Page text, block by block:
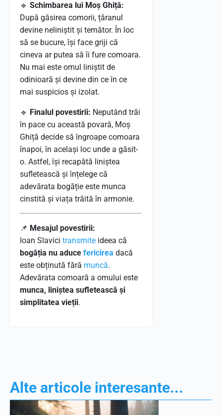
🔹 Schimbarea lui Moș Ghiță:
După găsirea comorii, țăranul
devine neliniștit și temător. În loc
să se bucure, își face griji că
cineva ar putea să îi fure comoara.
Nu mai este omul liniștit de
odinioară și devine din ce în ce
mai suspicios și izolat.
🔹 Finalul povestirii: Neputând trăi
în pace cu această povară, Moș
Ghiță decide să îngroape comoara
înapoi, în același loc unde a găsit-
o. Astfel, își recapătă liniștea
sufletească și înțelege că
adevărata bogăție este munca
cinstită și viața trăită în armonie.
📌 Mesajul povestirii:
Ioan Slavici transmite ideea că
bogăția nu aduce fericirea dacă
este obținută fără muncă.
Adevărata comoară a omului este
munca, liniștea sufletească și
simplitatea vieții.
Alte articole interesante...